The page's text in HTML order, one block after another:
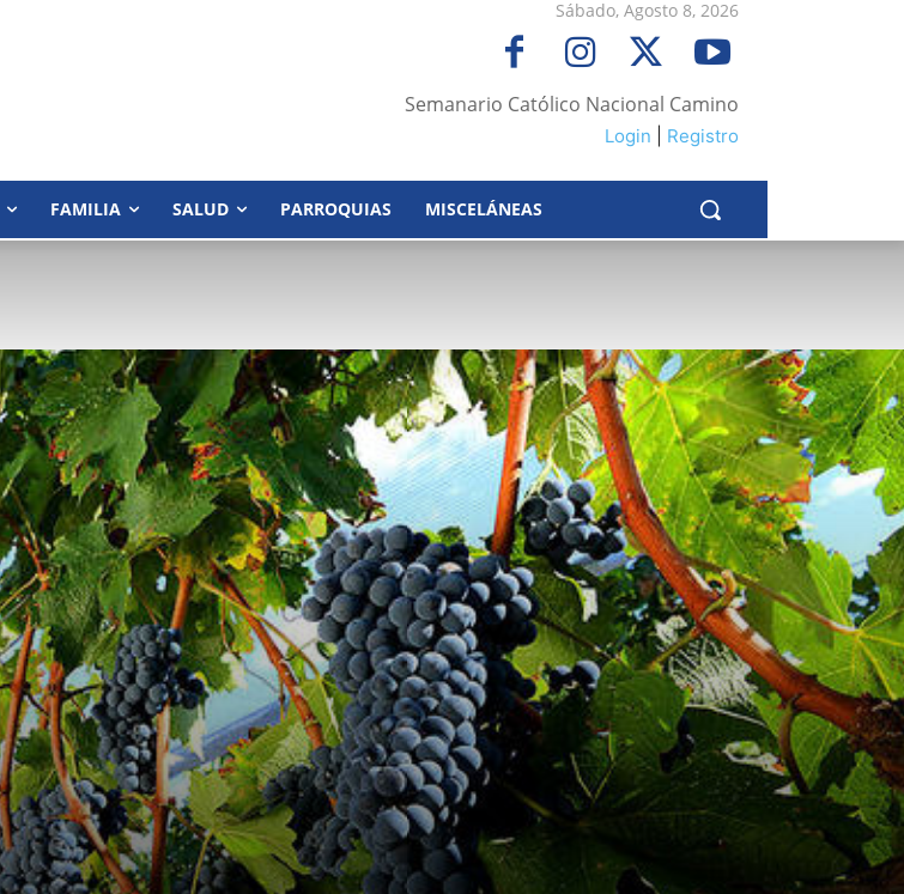
Sábado, Agosto 8, 2026
Semanario Católico Nacional Camino
Login Registro
FAMILIA SALUD PARROQUIAS MISCELÁNEAS